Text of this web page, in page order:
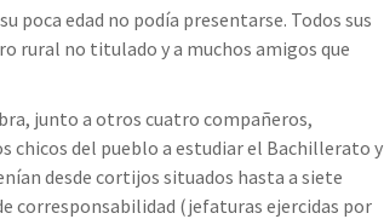
poca edad no podía presentarse. Todos sus
rural no titulado y a muchos amigos que
junto a otros cuatro compañeros,
chicos del pueblo a estudiar el Bachillerato y
desde cortijos situados hasta a siete
corresponsabilidad (jefaturas ejercidas por